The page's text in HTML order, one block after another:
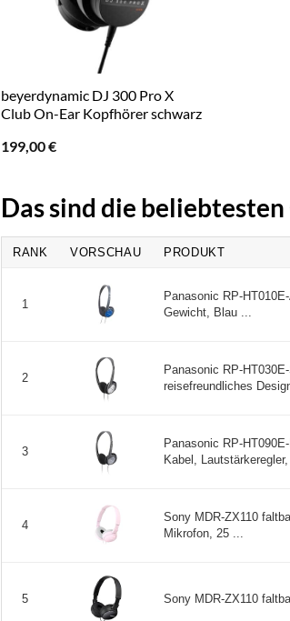
beyerdynamic DJ 300 Pro X
Club On-Ear Kopfhörer schwarz
199,00€
Das sind die
RANK VORSCHAU PRODUKT
1
Panasonic RP-
Gewicht, Blau ...
2
Panasonic RP-
reisefreundliches
3
Panasonic RP-
Kabel, Lautstärkeregler,
4
Sony MDR-ZX110
Mikrofon, 25 ...
5 Sony MDR-ZX110